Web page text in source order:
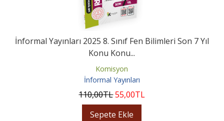
İnformal Yayınları 2025 8. Sınıf Fen Bilimleri Son 7 Yıl
Konu Konu...
Komisyon
İnformal Yayınları
110,00TL55,00TL
Sepete Ekle